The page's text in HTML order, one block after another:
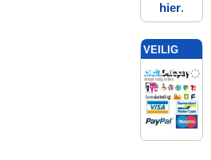
hier.
VEILIG
BETALEN
MET: